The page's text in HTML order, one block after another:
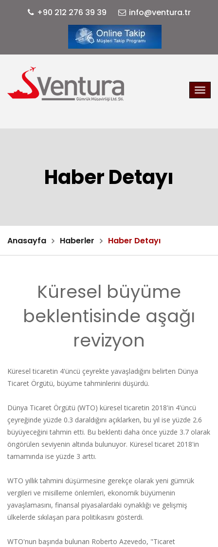
+90 212 276 39 39 info@ventura.tr
Haber Detayı
Anasayfa Haberler Haber Detayı
Küresel büyüme
beklentisinde aşağı
revizyon
Küresel ticaretin 4'üncü çeyrekte yavaşladığını belirten Dünya
Ticaret Örgütü, büyüme tahminlerini düşürdü.
Dünya Ticaret Örgütü (WTO) küresel ticaretin 2018'in 4'üncü
çeyreğinde yüzde 0.3 daraldığını açıklarken, bu yıl ise yüzde 2.6
büyüyeceğini tahmin etti. Bu beklenti daha önce yüzde 3.7 olarak
öngörülen seviyenin altında bulunuyor. Küresel ticaret 2018'in
tamamında ise yüzde 3 arttı.
WTO yıllık tahmini düşürmesine gerekçe olarak yeni gümrük
vergileri ve misilleme önlemleri, ekonomik büyümenin
yavaşlamasını, finansal piyasalardaki oynaklığı ve gelişmiş
ülkelerde sıkılaşan para politikasını gösterdi.
WTO'nun başında bulunan Roberto Azevedo, "Ticaret